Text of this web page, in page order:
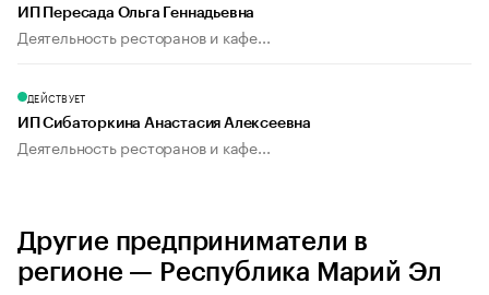
ИП Пересада Ольга Геннадьевна
Деятельность ресторанов и кафе...
ДЕЙСТВУЕТ
ИП Сибаторкина Анастасия Алексеевна
Деятельность ресторанов и кафе...
Другие предприниматели в
регионе — Республика Марий Эл